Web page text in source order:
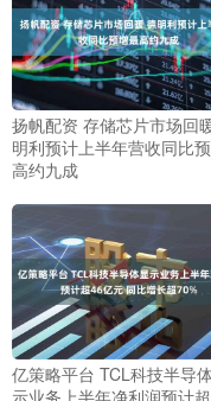
扬帆配资 存储芯片市场回
明利预计上半年营收同比
高约九成
亿策略平台 TCL科技半导